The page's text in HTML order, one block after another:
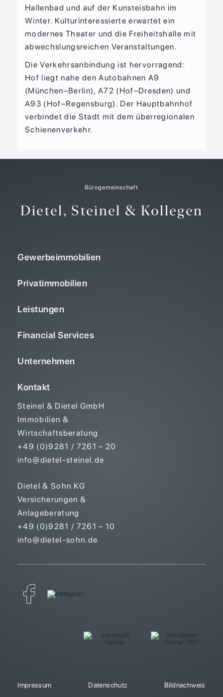
Hallenbad und auf der Kunsteisbahn im
Winter. Kulturinteressierte erwartet ein
modernes Theater und die Freiheitshalle mit
abwechslungsreichen Veranstaltungen.
Die Verkehrsanbindung ist hervorragend:
Hof liegt nahe den Autobahnen A9
(München–Berlin), A72 (Hof–Dresden) und
A93 (Hof–Regensburg). Der Hauptbahnhof
verbindet die Stadt mit dem überregionalen
Schienenverkehr.
Bürogemeinschaft
Dietel, Steinel & Kollegen
Gewerbeimmobilien
Privatimmobilien
Leistungen
Financial Services
Unternehmen
Kontakt
Steinel & Dietel GmbH
Immobilien &
Wirtschaftsberatung
+49 (0)9281 / 7261 – 20
info@dietel-steinel.de
Dietel & Sohn KG
Versicherungen &
Anlageberatung
+49 (0)9281 / 7261 – 10
info@dietel-sohn.de
Impressum Datenschutz Bildnachweis